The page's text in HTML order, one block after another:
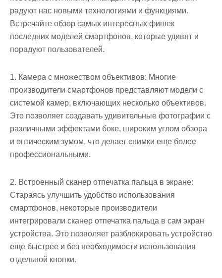
радуют нас новыми технологиями и функциями.
Встречайте обзор самых интересных фишек
последних моделей смартфонов, которые удивят и
порадуют пользователей.
1. Камера с множеством объективов: Многие
производители смартфонов представляют модели с
системой камер, включающих несколько объективов.
Это позволяет создавать удивительные фотографии с
различными эффектами боке, широким углом обзора
и оптическим зумом, что делает снимки еще более
профессиональными.
2. Встроенный сканер отпечатка пальца в экране:
Стараясь улучшить удобство использования
смартфонов, некоторые производители
интегрировали сканер отпечатка пальца в сам экран
устройства. Это позволяет разблокировать устройство
еще быстрее и без необходимости использования
отдельной кнопки.